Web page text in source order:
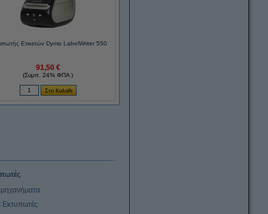
Ετικετών Dymo LabelWriter 550
91,50 €
(Συμπ. 24% ΦΠΑ )
Εκτυπωτές